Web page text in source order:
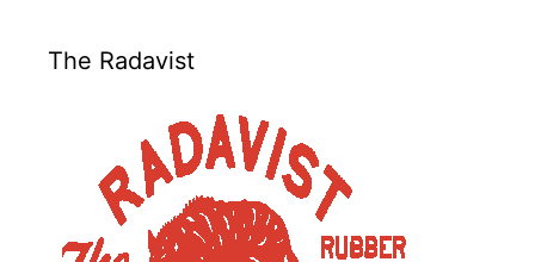
The Radavist